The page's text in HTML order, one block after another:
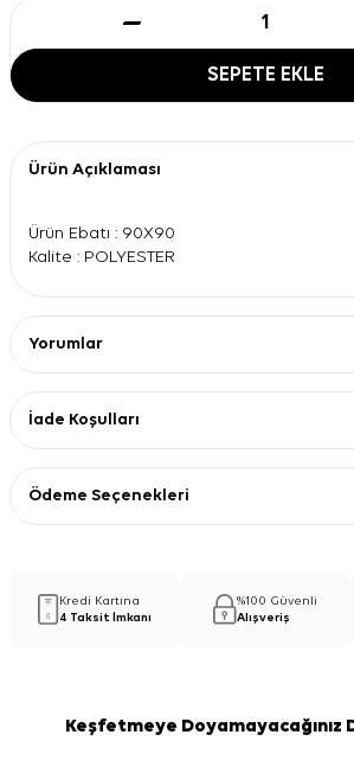
SEPETE EKLE
Ürün Açıklaması
Ürün Ebatı : 90X90
Kalite : POLYESTER
Yorumlar
İade Koşulları
Ödeme Seçenekleri
Kredi Kartına
4 Taksit İmkanı
%100 Güvenli
Alışveriş
Keşfetmeye Doyamayacağınız